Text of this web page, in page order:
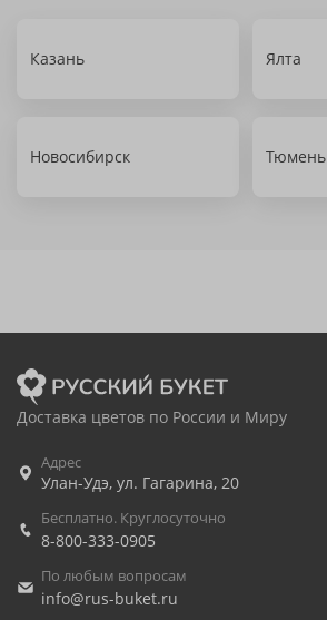
Казань Ялта
Новосибирск Тюмень
Доставка цветов по России и Миру
Адрес
Улан-Удэ, ул. Гагарина, 20
Бесплатно. Круглосуточно
8-800-333-0905
По любым вопросам
info@rus-buket.ru